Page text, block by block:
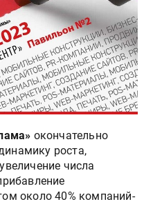
окончательно
роста,
числа
около 40% компаний-